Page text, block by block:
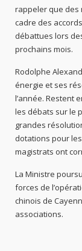
rappeler que des
cadre des
débattues lors
prochains mois.
Rodolphe
énergie et ses
l’année. Restent
les débats sur le
grandes
dotations pour
magistrats ont
La Ministre
forces de
chinois de
associations.